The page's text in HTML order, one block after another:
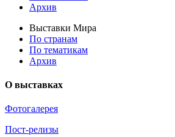
Архив
Выставки Мира
По странам
По тематикам
Архив
О выставках
Фотогалерея
Пост-релизы